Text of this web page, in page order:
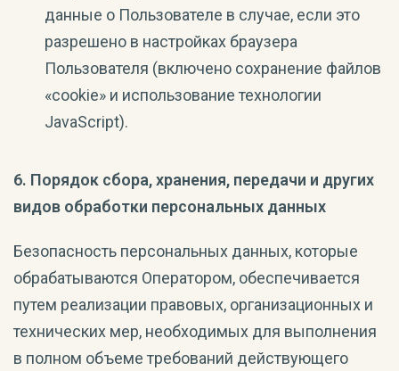
данные о Пользователе в случае, если это
разрешено в настройках браузера
Пользователя (включено сохранение файлов
«cookie» и использование технологии
JavaScript).
6. Порядок сбора, хранения, передачи и других
видов обработки персональных данных
Безопасность персональных данных, которые
обрабатываются Оператором, обеспечивается
путем реализации правовых, организационных и
технических мер, необходимых для выполнения
в полном объеме требований действующего